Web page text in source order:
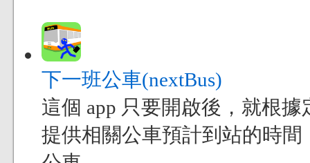
下一班公車(nextBus)
這個 app 只要開啟後，就根
提供相關公車預計到站的時